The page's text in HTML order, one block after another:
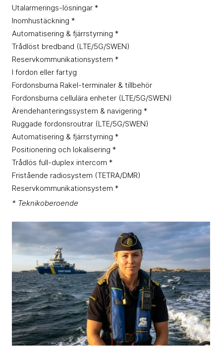
Utalarmerings-lösningar *
Inomhustäckning *
Automatisering & fjärrstyrning *
Trådlöst bredband (LTE/5G/SWEN)
Reservkommunikationsystem *
I fordon eller fartyg
Fordonsburna Rakel-terminaler & tillbehör
Fordonsburna cellulära enheter (LTE/5G/SWEN)
Ärendehanteringssystem & navigering *
Ruggade fordonsroutrar (LTE/5G/SWEN)
Automatisering & fjärrstyrning *
Positionering och lokalisering *
Trådlös full-duplex intercom *
Fristående radiosystem (TETRA/DMR)
Reservkommunikationsystem *
* Teknikoberoende